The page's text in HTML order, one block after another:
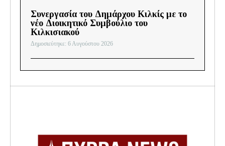
Συνεργασία του Δημάρχου Κιλκίς με το
νέο Διοικητικό Συμβούλιο του
Κιλκισιακού
Δημοσιεύτηκε: 6 Αυγούστου 2026